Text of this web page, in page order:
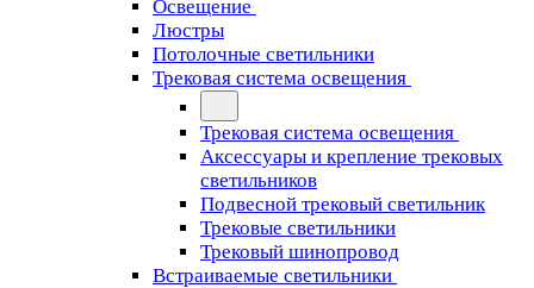
Освещение
Люстры
Потолочные светильники
Трековая система освещения
Трековая система освещения
Аксессуары и крепление трековых
светильников
Подвесной трековый светильник
Трековые светильники
Трековый шинопровод
Встраиваемые светильники